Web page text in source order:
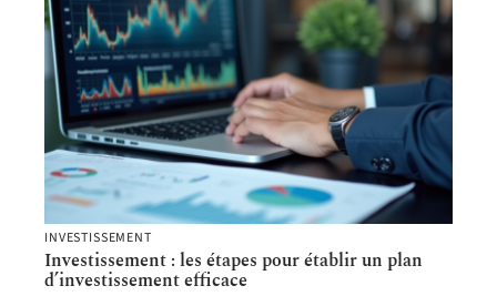
INVESTISSEMENT
Investissement : les étapes pour établir un plan
d’investissement efficace